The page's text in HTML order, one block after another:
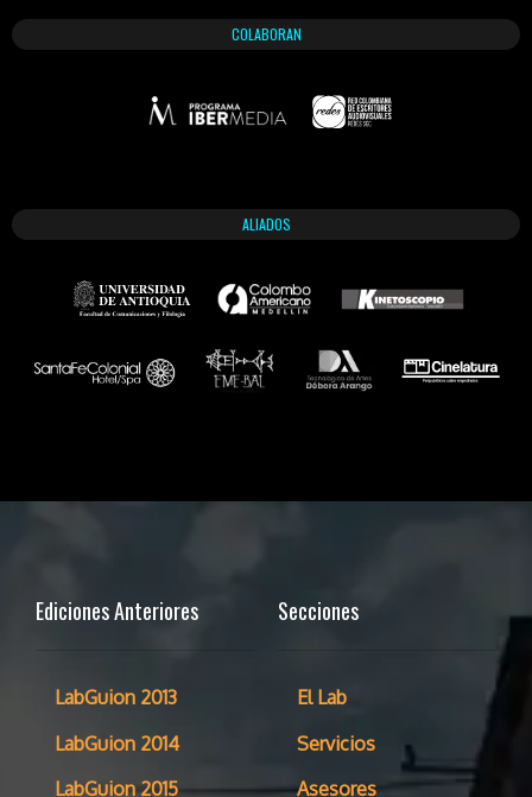
COLABORAN
ALIADOS
Ediciones Anteriores
LabGuion 2013
LabGuion 2014
LabGuion 2015
Secciones
El Lab
Servicios
Asesores